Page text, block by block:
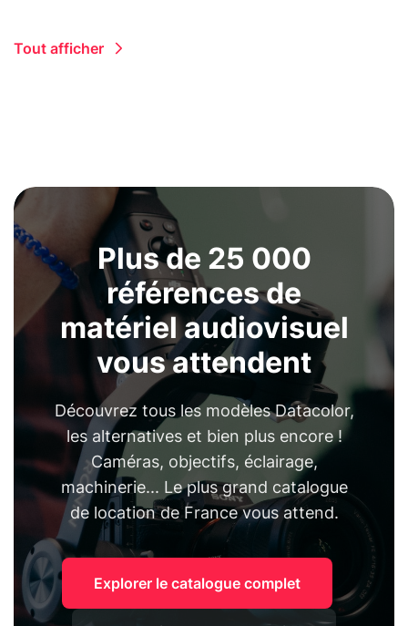
Tout afficher
Plus de 25 000
références de
matériel audiovisuel
vous attendent
Découvrez tous les modèles Datacolor,
les alternatives et bien plus encore !
Caméras, objectifs, éclairage,
machinerie... Le plus grand catalogue
de location de France vous attend.
Explorer le catalogue complet